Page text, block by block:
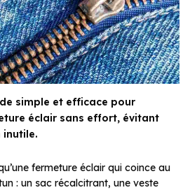
simple et efficace pour
éclair sans effort, évitant
fermeture éclair qui coince au
: un sac récalcitrant, une veste